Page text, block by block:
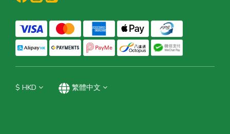
$ HKD 繁體中文